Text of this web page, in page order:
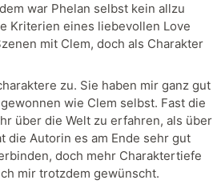
war Phelan selbst kein allzu
Kriterien eines liebevollen Love
mit Clem, doch als Charakter
zu. Sie haben mir ganz gut
wie Clem selbst. Fast die
über die Welt zu erfahren, als über
die Autorin es am Ende sehr gut
doch mehr Charaktertiefe
mir trotzdem gewünscht.